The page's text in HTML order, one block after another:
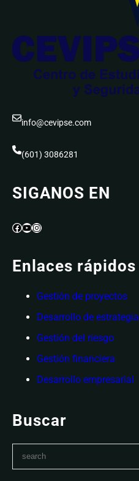
info@cevipse.com
(601) 3086281
SIGANOS EN
Facebook YouTube Instagram
Enlaces rápidos
Gestión de proyectos
Desarrollo de estrategia
Gestión del riesgo
Gestión financiera
Desarrollo empresarial
Buscar